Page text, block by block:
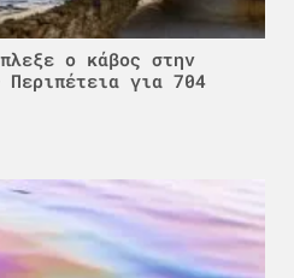
ο κάβος στην
για 704